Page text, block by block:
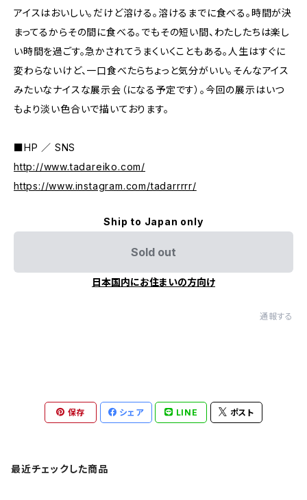
アイスはおいしい。だけど溶ける。溶けるまでに食べる。時間が決
まってるからその間に食べる。でもその短い間、わたしたちは楽し
い時間を過ごす。急かされてうまくいくこともある。人生はすぐに
変わらないけど、一口食べたらちょっと気分がいい。そんなアイス
みたいなナイスな展示会（になる予定です）。今回の展示はいつ
もより淡い色合いで描いております。
■HP ／ SNS
http://www.tadareiko.com/
https://www.instagram.com/tadarrrrr/
Ship to Japan only
Sold out
日本国内にお住まいの方向け
通報する
保存 シェア LINE ポスト
最近チェックした商品